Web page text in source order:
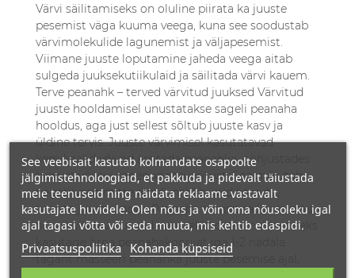
See veebisait kasutab kolmandate osapoolte
jälgimistehnoloogiaid, et pakkuda ja pidevalt täiustada
meie teenuseid ning näidata reklaame vastavalt
kasutajate huvidele. Olen nõus ja võin oma nõusoleku igal
ajal tagasi võtta või seda muuta, mis kehtib edaspidi.
Privaatsuspoliitika Kohanda küpsiseid